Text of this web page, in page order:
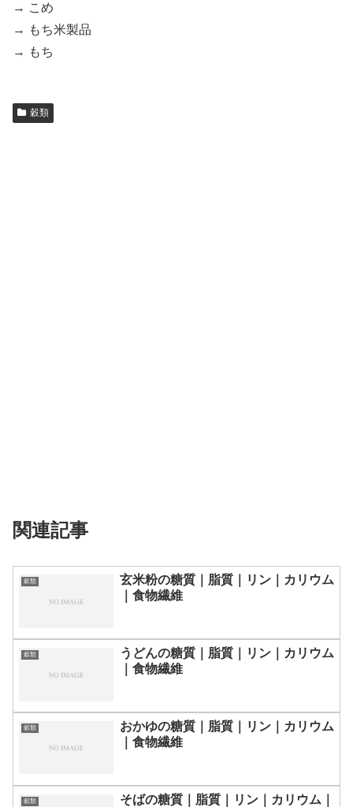
→ こめ
→ もち米製品
→ もち
穀類
関連記事
穀類
玄米粉の糖質｜脂質｜リン｜カリウム
｜食物繊維
穀類
うどんの糖質｜脂質｜リン｜カリウム
｜食物繊維
穀類
おかゆの糖質｜脂質｜リン｜カリウム
｜食物繊維
穀類
そばの糖質｜脂質｜リン｜カリウム｜